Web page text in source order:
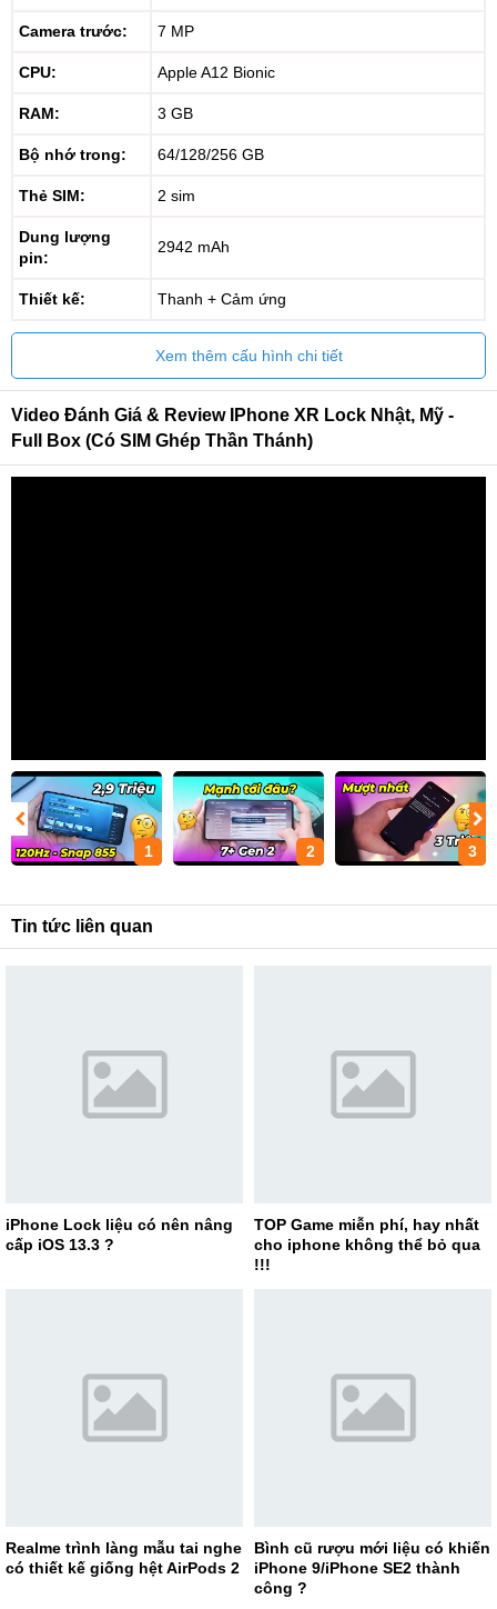
Camera trước: 7 MP
CPU: Apple A12 Bionic
RAM: 3 GB
Bộ nhớ trong: 64/128/256 GB
Thẻ SIM: 2 sim
Dung lượng
pin:
2942 mAh
Thiết kế: Thanh + Cảm ứng
Xem thêm cấu hình chi tiết
Video Đánh Giá & Review IPhone XR Lock Nhật, Mỹ -
Full Box (có SIM Ghép Thần Thánh)
1 2 3
Tin tức liên quan
iPhone Lock liệu có nên nâng
cấp iOS 13.3 ?
TOP Game miễn phí, hay nhất
cho iphone không thể bỏ qua
!!!
Realme trình làng mẫu tai nghe
có thiết kế giống hệt AirPods 2
Bình cũ rượu mới liệu có khiến
iPhone 9/iPhone SE2 thành
công ?